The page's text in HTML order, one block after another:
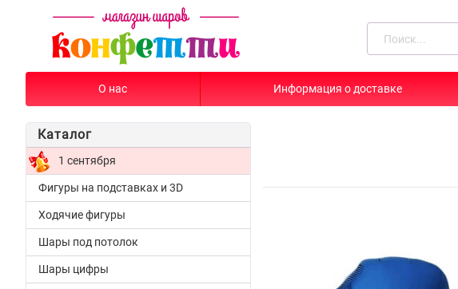
О нас Информация о доставке
Каталог
1 сентября
Фигуры на подставках и 3D
Ходячие фигуры
Шары под потолок
Шары цифры